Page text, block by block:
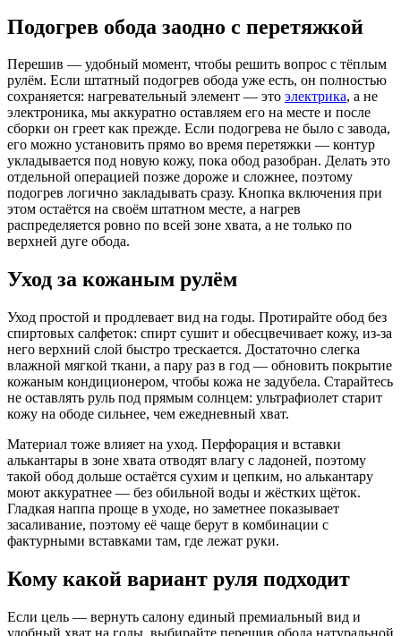
Подогрев обода заодно с перетяжкой
Перешив — удобный момент, чтобы решить вопрос с тёплым
рулём. Если штатный подогрев обода уже есть, он полностью
сохраняется: нагревательный элемент — это электрика, а не
электроника, мы аккуратно оставляем его на месте и после
сборки он греет как прежде. Если подогрева не было с завода,
его можно установить прямо во время перетяжки — контур
укладывается под новую кожу, пока обод разобран. Делать это
отдельной операцией позже дороже и сложнее, поэтому
подогрев логично закладывать сразу. Кнопка включения при
этом остаётся на своём штатном месте, а нагрев
распределяется ровно по всей зоне хвата, а не только по
верхней дуге обода.
Уход за кожаным рулём
Уход простой и продлевает вид на годы. Протирайте обод без
спиртовых салфеток: спирт сушит и обесцвечивает кожу, из-за
него верхний слой быстро трескается. Достаточно слегка
влажной мягкой ткани, а пару раз в год — обновить покрытие
кожаным кондиционером, чтобы кожа не задубела. Старайтесь
не оставлять руль под прямым солнцем: ультрафиолет старит
кожу на ободе сильнее, чем ежедневный хват.
Материал тоже влияет на уход. Перфорация и вставки
алькантары в зоне хвата отводят влагу с ладоней, поэтому
такой обод дольше остаётся сухим и цепким, но алькантару
моют аккуратнее — без обильной воды и жёстких щёток.
Гладкая наппа проще в уходе, но заметнее показывает
засаливание, поэтому её чаще берут в комбинации с
фактурными вставками там, где лежат руки.
Кому какой вариант руля подходит
Если цель — вернуть салону единый премиальный вид и
удобный хват на годы, выбирайте перешив обода натуральной